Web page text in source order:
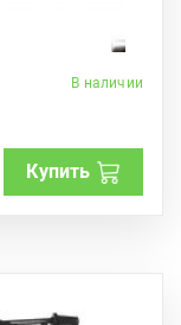
В наличии
Купить